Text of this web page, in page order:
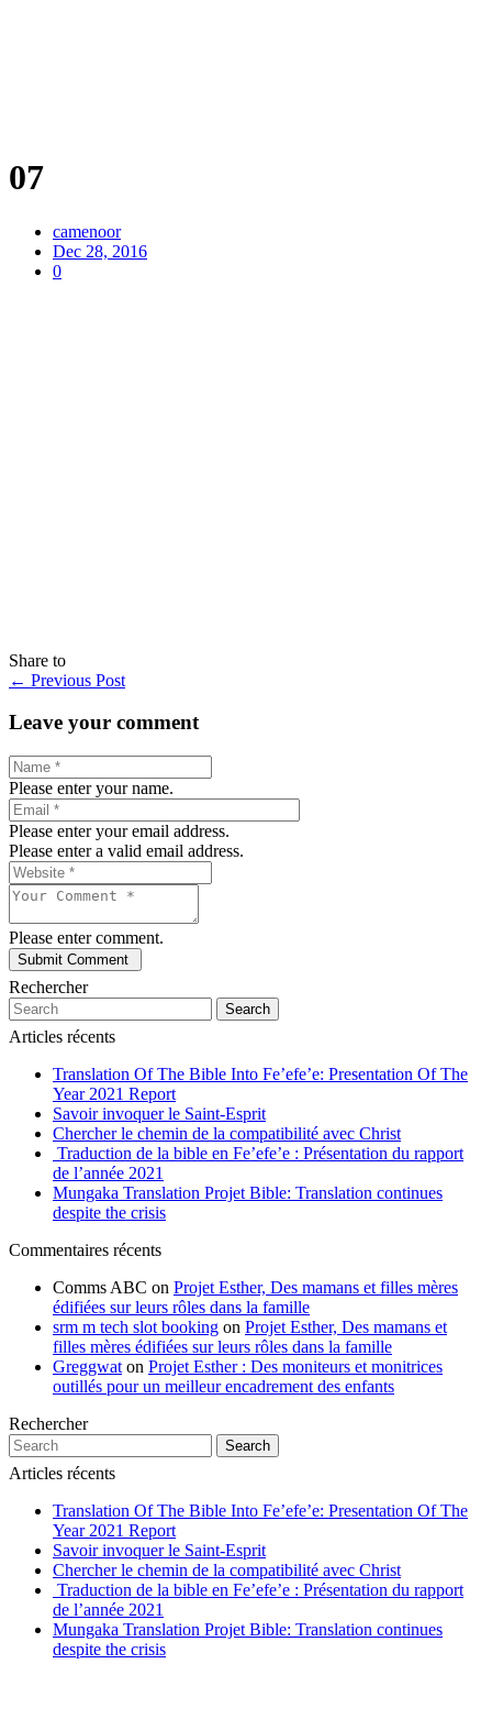
07
camenoor
Dec 28, 2016
0
Share to
← Previous Post
Leave your comment
Please enter your name.
Please enter your email address.
Please enter a valid email address.
Please enter comment.
Rechercher
Search
Articles récents
Translation Of The Bible Into Fe’efe’e: Presentation Of The
Year 2021 Report
Savoir invoquer le Saint-Esprit
Chercher le chemin de la compatibilité avec Christ
Traduction de la bible en Fe’efe’e : Présentation du rapport
de l’année 2021
Mungaka Translation Projet Bible: Translation continues
despite the crisis
Commentaires récents
Comms ABC on Projet Esther, Des mamans et filles mères
édifiées sur leurs rôles dans la famille
srm m tech slot booking on Projet Esther, Des mamans et
filles mères édifiées sur leurs rôles dans la famille
Greggwat on Projet Esther : Des moniteurs et monitrices
outillés pour un meilleur encadrement des enfants
Rechercher
Search
Articles récents
Translation Of The Bible Into Fe’efe’e: Presentation Of The
Year 2021 Report
Savoir invoquer le Saint-Esprit
Chercher le chemin de la compatibilité avec Christ
Traduction de la bible en Fe’efe’e : Présentation du rapport
de l’année 2021
Mungaka Translation Projet Bible: Translation continues
despite the crisis